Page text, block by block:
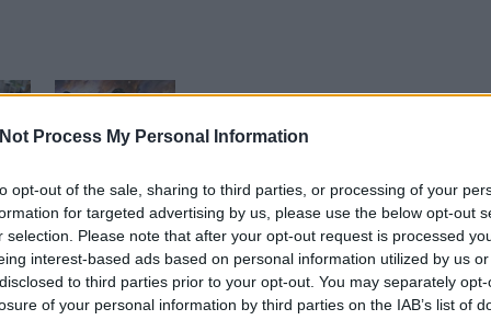
Process My Personal Information
opt-out of the sale, sharing to third parties, or processing of your
for targeted advertising by us, please use the below opt-out
selection. Please note that after your opt-out request is processed
interest-based ads based on personal information utilized by us
to third parties prior to your opt-out. You may separately
of your personal information by third parties on the IAB’s list of
a
Megvan az
August Burns
Red- és Bury
Tomorrow-
koncertek új
Színes vinylen
kijönnek újra a
Kraftwerk-
lemezek
EZT